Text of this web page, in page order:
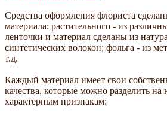
Средства оформления флориста
материала: растительного - из
ленточки и материал сделаны из
синтетических волокон; фольга - из
т.д.
Каждый материал имеет свои
качества, которые можно разделить на
характерным признакам: